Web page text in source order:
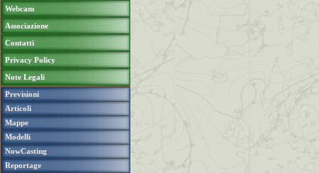
Webcam
Associazione
Contatti
Privacy Policy
Note Legali
Previsioni
Articoli
Mappe
Modelli
NowCasting
Reportage